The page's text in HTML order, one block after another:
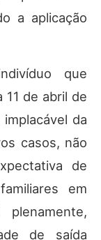
a aplicação
que
de abril de
da
casos, não
de
em
de saída